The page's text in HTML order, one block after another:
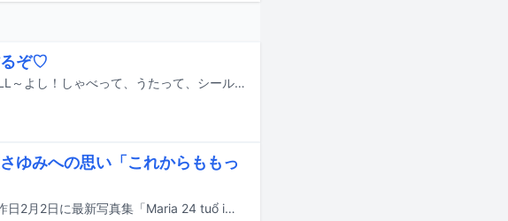
るぞ♡
道重さゆみのトーク＆ライブイベント「SAYUMINGLANDOLL～よし！しゃべって、うたって、シール貼るぞ♡～」が5月23日から25日にかけて東京・COTTON CLUBにて開催される。
ゆみへの思い「これからももっ
モーニング娘。'25の牧野真莉愛が、24歳の誕生日を迎えた昨日2月2日に最新写真集「Maria 24 tuổ i」（マリア ハイ ムォイ ボン トゥオイ）をリリース。これを記念した会見を、本日2月3日に東京・HMV&BOOKS SHIBUYAで開催した。